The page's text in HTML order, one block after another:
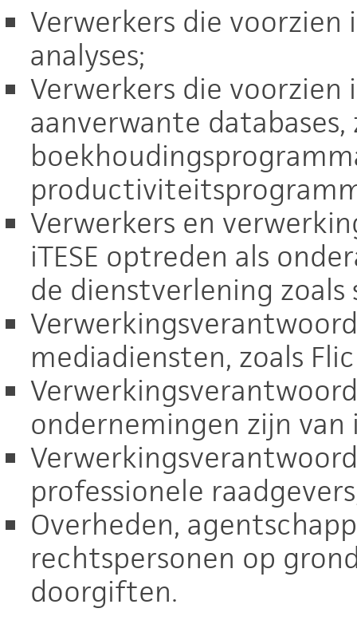
Verwerkers die
analyses;
Verwerkers die voorzien
aanverwante databases,
Verwerkers en
iTESE optreden als
de dienstverlening zoals
mediadiensten, zoals
ondernemingen zijn van
professionele
Overheden,
rechtspersonen op
doorgiften.